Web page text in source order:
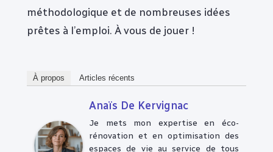
méthodologique et de nombreuses idées
prêtes à l’emploi. À vous de jouer !
À propos Articles récents
Anaïs De Kervignac
Je mets mon expertise en éco-
rénovation et en optimisation des
espaces de vie au service de tous